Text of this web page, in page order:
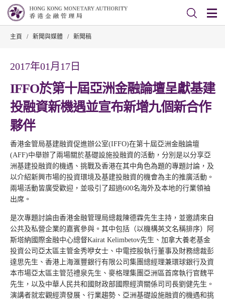
主頁 / 新聞與媒體 / 新聞稿
2017年01月17日
IFFO於第十屆亞洲金融論壇呈獻基建
投融資新機遇並宣布新增九個新合作
夥伴
香港金管局基建融資促進辦公室(IFFO)在第十屆亞洲金融論壇
(AFF)中舉辦了兩場關於基礎設施投融資的活動，分別是以分享亞
洲基建投融資的機遇、挑戰及香港在其中角色為題的專題討論，及
以介紹新興市場的投資環境及基建投融資的機會為主的推廣活動。
兩場活動皆廣受歡迎，並吸引了超過600名海外及本地的行業領袖
出席。
是次專題討論由香港金融管理局總裁陳德霖先生主持，並邀請來自
公共及私營企業的嘉賓參與。其中包括（以機構英文名稱排序）阿
斯塔納國際金融中心總督Kairat Kelimbetov先生、加拿大養老基金
投資公司亞太區主管金秀咿女士、中電控股執行董事及財務總裁彭
達思先生、香港上海滙豐銀行有限公司集團總經理兼環球銀行及資
本市場亞太區主管范禮泉先生、麥格理集團亞洲區首席執行官魏平
先生，以及中華人民共和國財政部國際經濟關係司司長劉健先生。
演講者就宏觀經濟發展、行業趨勢、亞洲基礎設施融資的機遇和挑